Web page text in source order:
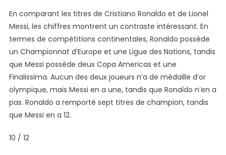
En comparant les titres de Cristiano Ronaldo et de Lionel
Messi, les chiffres montrent un contraste intéressant. En
termes de compétitions continentales, Ronaldo possède
un Championnat d’Europe et une Ligue des Nations, tandis
que Messi possède deux Copa Americas et une
Finalissima. Aucun des deux joueurs n’a de médaille d’or
olympique, mais Messi en a une, tandis que Ronaldo n’en a
pas. Ronaldo a remporté sept titres de champion, tandis
que Messi en a 12.
10 / 12